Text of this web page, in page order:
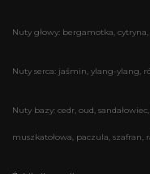
Nuty głowy: bergamotka,
Nuty serca: jaśmin, ylang-ylang,
Nuty bazy: cedr, oud,
muszkatołowa, paczula,